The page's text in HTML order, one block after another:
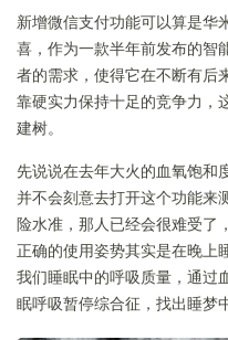
新增微信支付功能可以算是华
喜，作为一款半年前发布的智
者的需求，使得它在不断有后
靠硬实力保持十足的竞争力，
建树。
先说说在去年大火的血氧饱和
并不会刻意去打开这个功能来
险水准，那人已经会很难受了
正确的使用姿势其实是在晚上
我们睡眠中的呼吸质量，通过
眠呼吸暂停综合征，找出睡梦